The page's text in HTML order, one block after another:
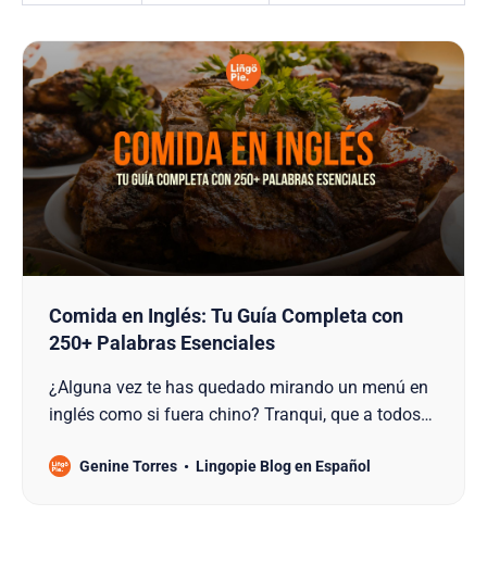
Comida en Inglés: Tu Guía Completa con
250+ Palabras Esenciales
¿Alguna vez te has quedado mirando un menú en
inglés como si fuera chino? Tranqui, que a todos
¿y si te digo que aprender comida en inglés te
Genine Torres Lingopie Blog en Español